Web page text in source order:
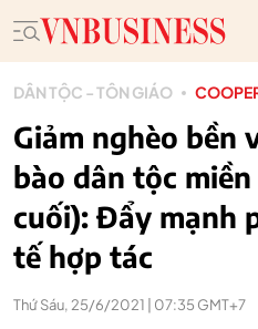
DÂN TỘC - TÔN GIÁO
Giảm nghèo bền
bào dân tộc
cuối): Đẩy mạnh
tế hợp tác
Thứ Sáu, 25/6/2021 | 07:35 GMT+7